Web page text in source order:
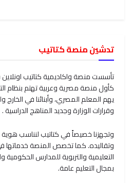
تدشين منصة كتاتيب
كأول منصة مصرية وعربية تهتم بنظام
يهم المعلم المصري، وأبنائنا في الخارج
وقرارات الوزارة وجديد المناهج الدراسية .
وتجهزنا خصيصاً في كتاتيب لنناسب
وتقاليده. كما تخصص المنصة خدماتها
التعليمية والتربوية للمدارس
بمجال التعليم عامة.